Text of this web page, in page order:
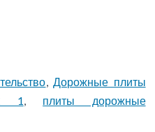
Дорожные плиты
1
плиты дорожные